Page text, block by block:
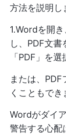
方法を説明し
1.Wordを開
し、PDF文
「PDF」を選
または、
くこともでき
Wordがダイ
警告する心配